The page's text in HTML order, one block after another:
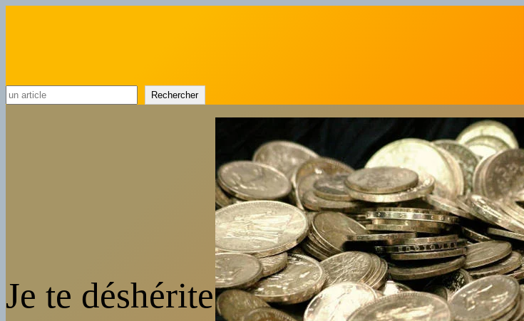
Rechercher
Je te déshérite